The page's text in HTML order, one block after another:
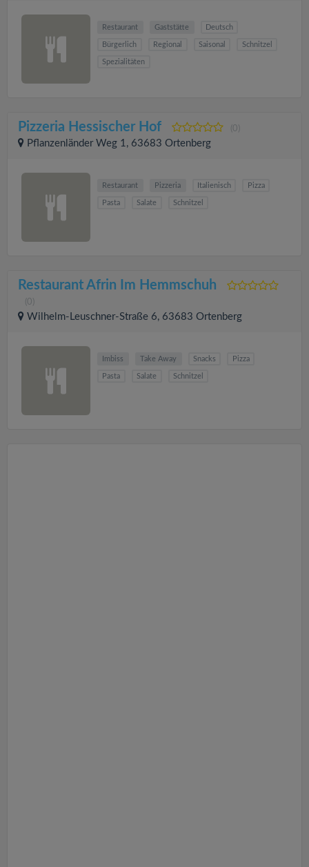
Restaurant Gaststätte Deutsch
Bürgerlich Regional Saisonal Schnitzel
Spezialitäten
Pizzeria Hessischer Hof (0)
Pflanzenländer Weg 1, 63683 Ortenberg
Restaurant Pizzeria Italienisch Pizza
Pasta Salate Schnitzel
Restaurant Afrin Im Hemmschuh
(0)
Wilhelm-Leuschner-Straße 6, 63683 Ortenberg
Imbiss Take Away Snacks Pizza
Pasta Salate Schnitzel